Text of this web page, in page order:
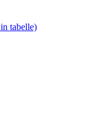
tabelle)